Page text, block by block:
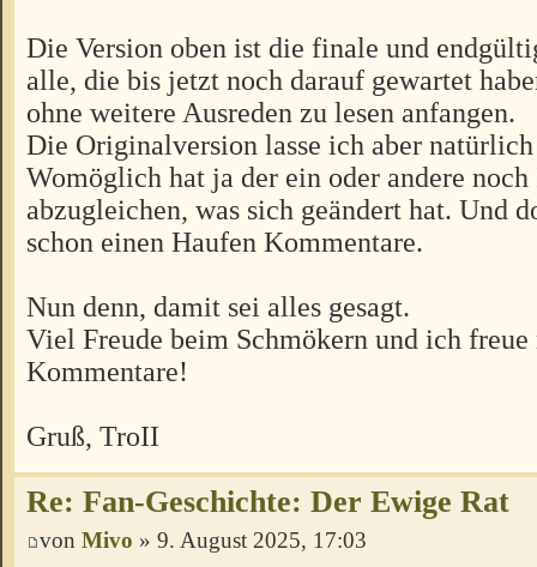
Die Version oben ist die finale und
alle, die bis jetzt noch darauf gewartet
ohne weitere Ausreden zu lesen anfangen.
Die Originalversion lasse ich aber natürlich
Womöglich hat ja der ein oder andere noch
abzugleichen, was sich geändert hat. Und
schon einen Haufen Kommentare.
Nun denn, damit sei alles gesagt.
Viel Freude beim Schmökern und ich
Kommentare!
Gruß, TroII
Re: Fan-Geschichte: Der Ewige Rat
von Mivo » 9. August 2025, 17:03